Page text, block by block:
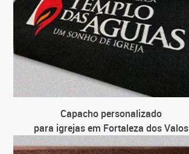
Capacho personalizado
para igrejas em Fortaleza dos Valos